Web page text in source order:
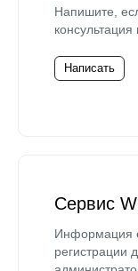
Напишите,
консультация
Написать
Сервис
Информация
регистрации